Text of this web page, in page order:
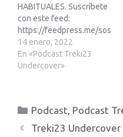
HABITUALES. Suscríbete
con este feed:
https://feedpress.me/sos
pechososhabitualesEnlac
e de afiliados de Amazon:
https://www.treki23.com/
https://www.treki23.c...
14 enero, 2022
En «Podcast Treki23
Undercover»
Categorías
Podcast Podcast
Treki23 Undercover